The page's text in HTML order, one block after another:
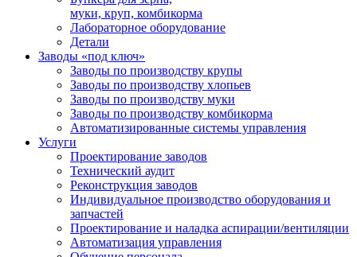
муки, круп, комбикорма
Лабораторное оборудование
Детали
Заводы «под ключ»
Заводы по производству крупы
Заводы по производству хлопьев
Заводы по производству муки
Заводы по производству комбикорма
Автоматизированные системы управления
Услуги
Проектирование заводов
Технический аудит
Реконструкция заводов
Индивидуальное производство оборудования и
запчастей
Проектирование и наладка аспирации/вентиляции
Автоматизация управления